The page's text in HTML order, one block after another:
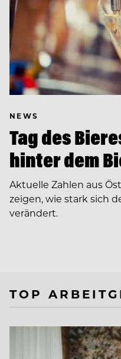
NEWS
Tag des
hinter dem
Aktuelle Zahlen aus
zeigen, wie stark sich
verändert.
TOP